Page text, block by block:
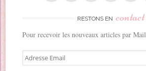
RESTONS EN contact
Pour recevoir les nouveaux articles par Mail
A
d